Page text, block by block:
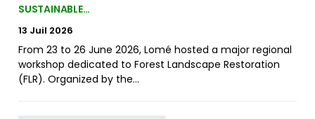
SUSTAINABLE…
13 Juil 2026
From 23 to 26 June 2026, Lomé hosted a major regional
workshop dedicated to Forest Landscape Restoration
(FLR). Organized by the…